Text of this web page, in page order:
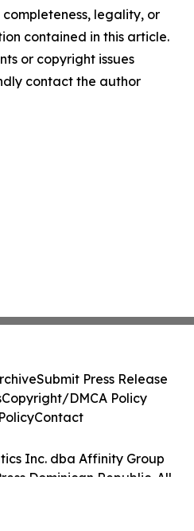
completeness, legality, or
contained in this article.
or copyright issues
contact the author
Inc. dba Affinity Group
Dominican Republic. All
Submit Press Release
Copyright/DMCA Policy
Contact